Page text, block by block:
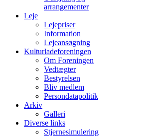
arrangementer
Leje
Lejepriser
Information
Lejeansøgning
Kulturladeforeningen
Om Foreningen
Vedtægter
Bestyrelsen
Bliv medlem
Persondatapolitik
Arkiv
Galleri
Diverse links
Stjernesimulering